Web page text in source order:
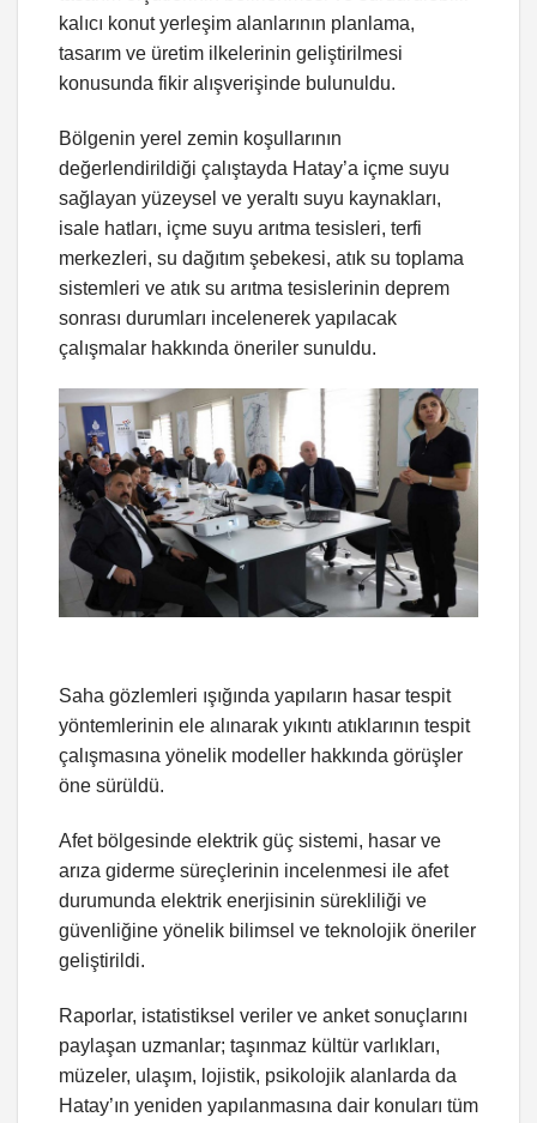
kalıcı konut yerleşim alanlarının planlama,
tasarım ve üretim ilkelerinin geliştirilmesi
konusunda fikir alışverişinde bulunuldu.
Bölgenin yerel zemin koşullarının
değerlendirildiği çalıştayda Hatay’a içme suyu
sağlayan yüzeysel ve yeraltı suyu kaynakları,
isale hatları, içme suyu arıtma tesisleri, terfi
merkezleri, su dağıtım şebekesi, atık su toplama
sistemleri ve atık su arıtma tesislerinin deprem
sonrası durumları incelenerek yapılacak
çalışmalar hakkında öneriler sunuldu.
Saha gözlemleri ışığında yapıların hasar tespit
yöntemlerinin ele alınarak yıkıntı atıklarının tespit
çalışmasına yönelik modeller hakkında görüşler
öne sürüldü.
Afet bölgesinde elektrik güç sistemi, hasar ve
arıza giderme süreçlerinin incelenmesi ile afet
durumunda elektrik enerjisinin sürekliliği ve
güvenliğine yönelik bilimsel ve teknolojik öneriler
geliştirildi.
Raporlar, istatistiksel veriler ve anket sonuçlarını
paylaşan uzmanlar; taşınmaz kültür varlıkları,
müzeler, ulaşım, lojistik, psikolojik alanlarda da
Hatay’ın yeniden yapılanmasına dair konuları tüm